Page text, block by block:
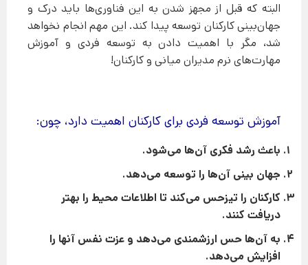
البته که قبل از مجهز شدن به این فناوری‌ها باید درک و
جهان‌بینی کارکنان توسعه پیدا کند. این مهم انجام نخواهد
شد، مگر با اهمیت دادن به توسعه فردی و آموزش
مهارت‌های نرم مدیران میانی و کارکنان!
آموزش توسعه فردی برای کارکنان اهمیت دارد، چون:
باعث رشد فکری آن‌ها می‌شود.
جهان بینی آن‌ها را توسعه می‌دهد.
کارکنان را تیزحس می‌کند تا اطلاعات محیط را بهتر
دریافت کنند.
به آن‌ها حس ارزشمندی می‌دهد و عزت نفس آنها را
افزایش می‌دهد.